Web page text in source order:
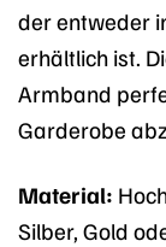
der entweder
erhältlich ist.
Armband
Garderobe
Material:
Silber, Gold